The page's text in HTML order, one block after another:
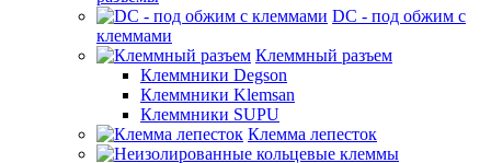
DC - под обжим с
клеммами
Клеммный разъем
Клеммники Degson
Клеммники Klemsan
Клеммники SUPU
Клемма лепесток